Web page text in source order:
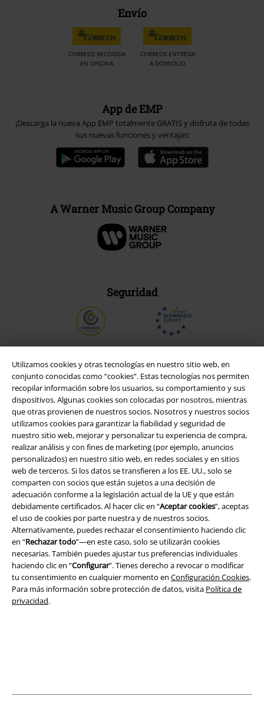
Utilizamos cookies y otras tecnologías en nuestro sitio web, en
conjunto conocidas como “cookies”. Estas tecnologías nos permiten
recopilar información sobre los usuarios, su comportamiento y sus
dispositivos. Algunas cookies son colocadas por nosotros, mientras
que otras provienen de nuestros socios. Nosotros y nuestros socios
utilizamos cookies para garantizar la fiabilidad y seguridad de
nuestro sitio web, mejorar y personalizar tu experiencia de compra,
realizar análisis y con fines de marketing (por ejemplo, anuncios
personalizados) en nuestro sitio web, en redes sociales y en sitios
web de terceros. Si los datos se transfieren a los EE. UU., solo se
comparten con socios que están sujetos a una decisión de
adecuación conforme a la legislación actual de la UE y que están
debidamente certificados. Al hacer clic en “Aceptar cookies”, aceptas
el uso de cookies por parte nuestra y de nuestros socios.
Alternativamente, puedes rechazar el consentimiento haciendo clic
en “Rechazar todo”—en este caso, solo se utilizarán cookies
necesarias. También puedes ajustar tus preferencias individuales
haciendo clic en “Configurar”. Tienes derecho a revocar o modificar
tu consentimiento en cualquier momento en Configuración Cookies.
Para más información sobre protección de datos, visita Política de
privacidad.
Envío
CORREOS RECOGIDA
EN OFICINA
CORREOS ENTREGA
A DOMICILIO
App de EMP
¡Descarga la nueva App EMP totalmente GRATIS y disfruta de todas
sus nuevas funciones y ventajas!
A Warner Music Group Company
Seguridad
Legal
Términos y Condiciones
Aviso Legal
Ley protección de datos
Eliminación de residuos y protección del medioambiente
Declaración de Conformidad
Todos los precios incluyen el IVA pero no losgastos de transporte